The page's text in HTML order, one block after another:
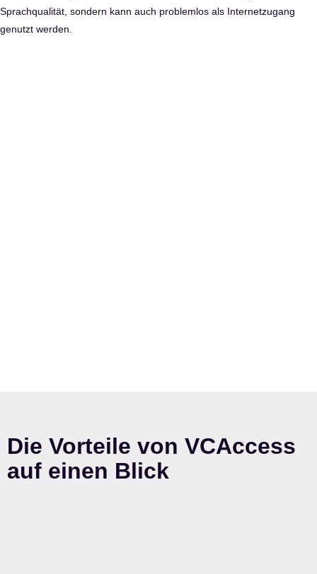
Sprachqualität, sondern kann auch problemlos als Internetzugang
genutzt werden.
Die Vorteile von VCAccess
auf einen Blick